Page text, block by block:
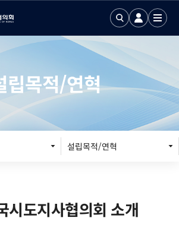
립목적/연혁
설립목적/연혁
시도지사협의회 소개